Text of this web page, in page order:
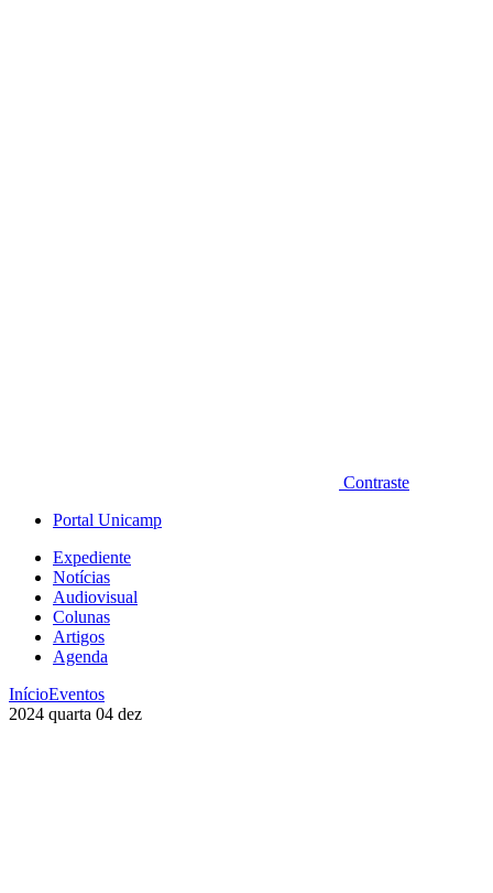
Contraste
Portal Unicamp
Expediente
Notícias
Audiovisual
Colunas
Artigos
Agenda
InícioEventos
2024 quarta 04 dez